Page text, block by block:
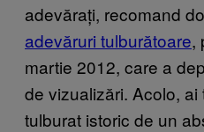
adevărați, recomand
adevăruri tulburătoare,
martie 2012, care a
de vizualizări. Acolo,
tulburat istoric de un